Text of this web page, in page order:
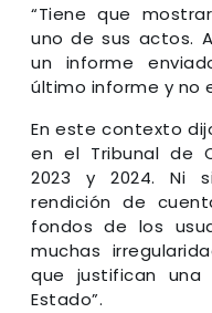
“Tiene que
uno de sus actos.
un informe
último informe y no
En este contexto
en el Tribunal de
2023 y 2024. Ni
rendición de
fondos de los
muchas
que justifican
Estado”.